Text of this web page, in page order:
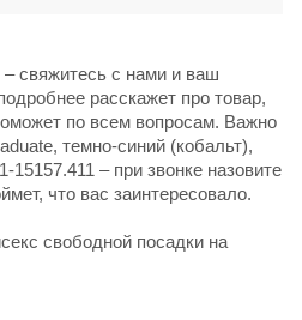
свяжитесь с нами и ваш
расскажет про товар,
по всем вопросам. Важно
темно-синий (кобальт),
15157.411 – при звонке назовите
что вас заинтересовало.
свободной посадки на